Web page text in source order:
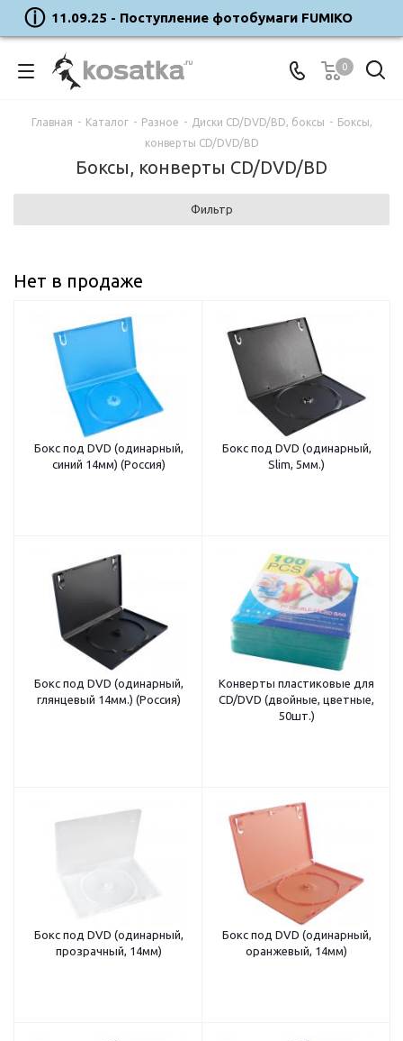
11.09.25 - Поступление фотобумаги FUMIKO
0
Главная - Каталог - Разное - Диски CD/DVD/BD, боксы - Боксы,
конверты CD/DVD/BD
Боксы, конверты CD/DVD/BD
Фильтр
Нет в продаже
Бокс под DVD (одинарный,
синий 14мм) (Россия)
Бокс под DVD (одинарный,
Slim, 5мм.)
Бокс под DVD (одинарный,
глянцевый 14мм.) (Россия)
Конверты пластиковые для
CD/DVD (двойные, цветные,
50шт.)
Бокс под DVD (одинарный,
прозрачный, 14мм)
Бокс под DVD (одинарный,
оранжевый, 14мм)